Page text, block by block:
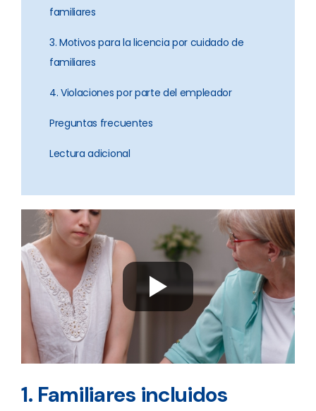
familiares
3. Motivos para la licencia por cuidado de
familiares
4. Violaciones por parte del empleador
Preguntas frecuentes
Lectura adicional
1. Familiares incluidos